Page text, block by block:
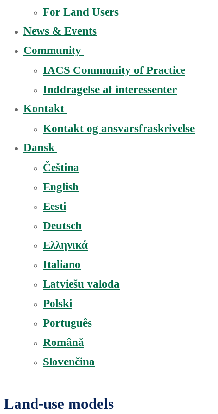
For Land Users
News & Events
Community
IACS Community of Practice
Inddragelse af interessenter
Kontakt
Kontakt og ansvarsfraskrivelse
Dansk
Čeština
English
Eesti
Deutsch
Ελληνικά
Italiano
Latviešu valoda
Polski
Português
Română
Slovenčina
Land-use models